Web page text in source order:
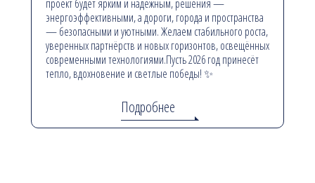
проект будет ярким и надёжным, решения —
энергоэффективными, а дороги, города и пространства
— безопасными и уютными. Желаем стабильного роста,
уверенных партнёрств и новых горизонтов, освещённых
современными технологиями.Пусть 2026 год принесёт
тепло, вдохновение и светлые победы! ✨
Подробнее